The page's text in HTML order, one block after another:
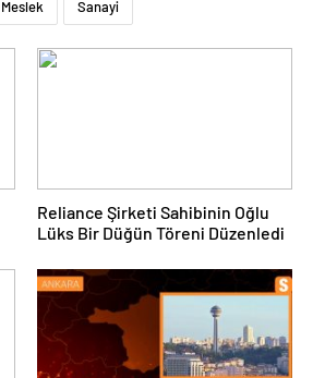
Meslek Sanayi
Reliance Şirketi Sahibinin Oğlu
Lüks Bir Düğün Töreni Düzenledi